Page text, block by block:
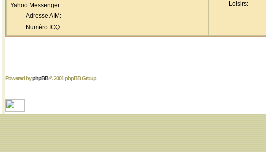
Loisirs:
Yahoo Messenger:
Adresse AIM:
Numéro ICQ:
Powered byphpBB© 2001 phpBB Group